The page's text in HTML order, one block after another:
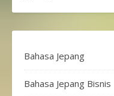
Bahasa Jepang
Bahasa Jepang Bisnis